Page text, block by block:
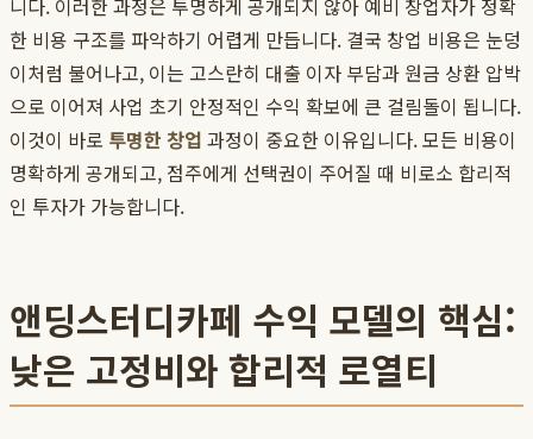
니다. 이러한 과정은 투명하게 공개되지 않아 예비 창업자가 정확
한 비용 구조를 파악하기 어렵게 만듭니다. 결국 창업 비용은 눈덩
이처럼 불어나고, 이는 고스란히 대출 이자 부담과 원금 상환 압박
으로 이어져 사업 초기 안정적인 수익 확보에 큰 걸림돌이 됩니다.
이것이 바로 투명한 창업 과정이 중요한 이유입니다. 모든 비용이
명확하게 공개되고, 점주에게 선택권이 주어질 때 비로소 합리적
인 투자가 가능합니다.
앤딩스터디카페 수익 모델의 핵심:
낮은 고정비와 합리적 로열티